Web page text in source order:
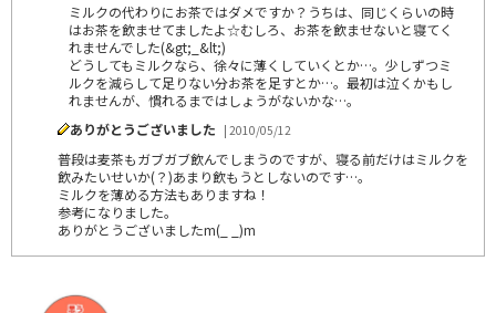
ミルクの代わりにお茶ではダメですか？うちは、同じくらいの時
はお茶を飲ませてましたよ☆むしろ、お茶を飲ませないと寝てく
れませんでした(&gt;_&lt;)
どうしてもミルクなら、徐々に薄くしていくとか…。少しずつミ
ルクを減らして足りない分お茶を足すとか…。最初は泣くかもし
れませんが、慣れるまではしょうがないかな…。
ありがとうございました | 2010/05/12
普段は麦茶もガブガブ飲んでしまうのですが、寝る前だけはミルクを
飲みたいせいか(？)あまり飲もうとしないのです…。
ミルクを薄める方法もありますね！
参考になりました。
ありがとうございましたm(_ _)m